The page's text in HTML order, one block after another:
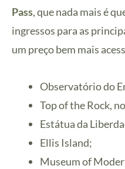
Pass, que nada mais é
ingressos para as
um preço bem mais
Observatório do
Top of the Rock,
Estátua da
Ellis Island;
Museum of